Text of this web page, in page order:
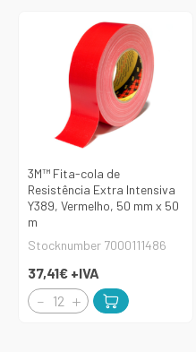
3M™ Fita-cola de
Resistência Extra Intensiva
Y389, Vermelho, 50 mm x 50
m
Stocknumber 7000111486
37,41€ +IVA